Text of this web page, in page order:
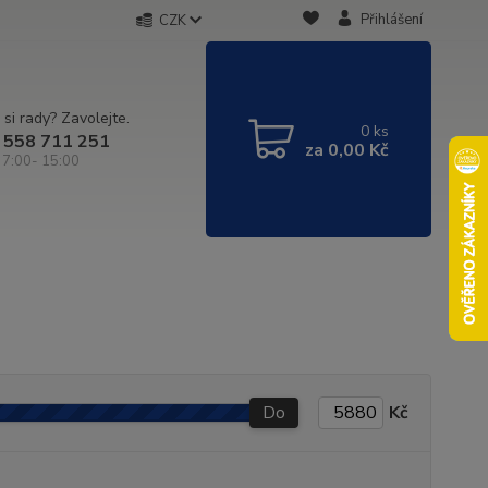
CZK Přihlášení
rady? Zavolejte.
711 251
7:00- 15:00
0 ks
za 0,00 Kč
Do Kč